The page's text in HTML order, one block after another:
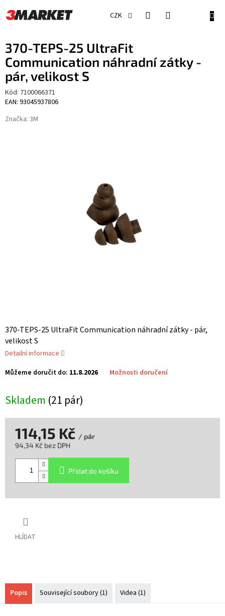
na
obsah
CZK
370-TEPS-25 UltraFit
Communication náhradní zátky -
pár, velikost S
Kód: 7100066371
EAN: 93045937806
Značka: 3M
Skladem (21 pár)
Můžeme doručit do: 11.8.2026 Možnosti doručení
370-TEPS-25 UltraFit Communication náhradní zátky - pár,
velikost S
Detailní informace
HLÍDAT
114,15 Kč / pár
94,34 Kč bez DPH
Přidat do košíku
Popis Související soubory (1) Videa (1)